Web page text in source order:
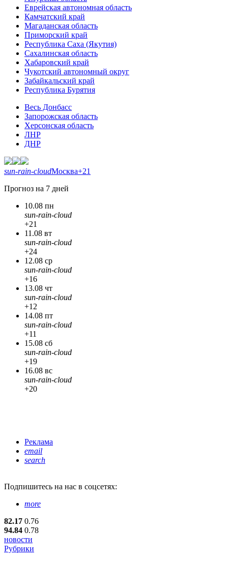
Еврейская автономная область
Камчатский край
Магаданская область
Приморский край
Республика Саха (Якутия)
Сахалинская область
Хабаровский край
Чукотский автономный округ
Забайкальский край
Республика Бурятия
Весь Донбасс
Запорожская область
Херсонская область
ЛНР
ДНР
sun-rain-cloudМосква+21
Прогноз на 7 дней
10.08 пн
sun-rain-cloud
+21
11.08 вт
sun-rain-cloud
+24
12.08 ср
sun-rain-cloud
+16
13.08 чт
sun-rain-cloud
+12
14.08 пт
sun-rain-cloud
+11
15.08 сб
sun-rain-cloud
+19
16.08 вс
sun-rain-cloud
+20
Реклама
email
search
Подпишитесь на нас в соцсетях:
more
82.17 0.76
94.84 0.78
новости
Рубрики